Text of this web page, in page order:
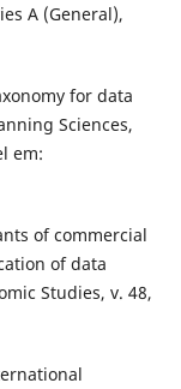
A (General),
for data
Sciences,
em:
of commercial
of data
Studies, v. 48,